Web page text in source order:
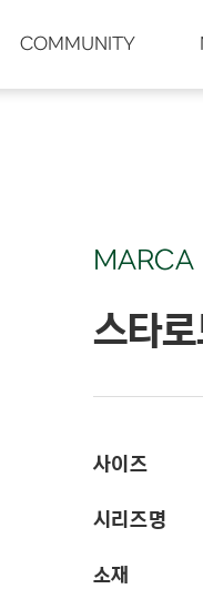
COMMUNITY
스타
사이즈
시리즈명
소재